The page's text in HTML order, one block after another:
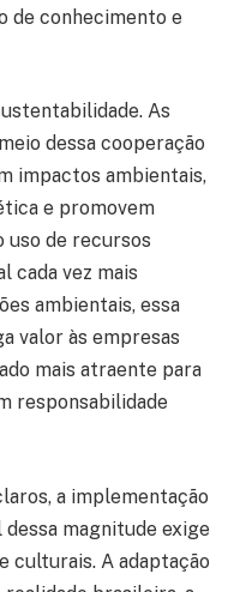
de conhecimento e
As
dessa cooperação
impactos ambientais,
e promovem
uso de recursos
cada vez mais
ambientais, essa
valor às empresas
mais atraente para
responsabilidade
a implementação
magnitude exige
culturais. A adaptação